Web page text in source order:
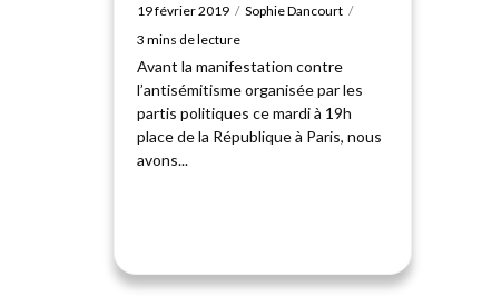
19 février 2019
Sophie Dancourt
3 mins de lecture
Avant la manifestation contre
l’antisémitisme organisée par les
partis politiques ce mardi à 19h
place de la République à Paris, nous
avons...